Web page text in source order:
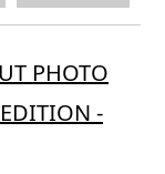
PHOTO
-